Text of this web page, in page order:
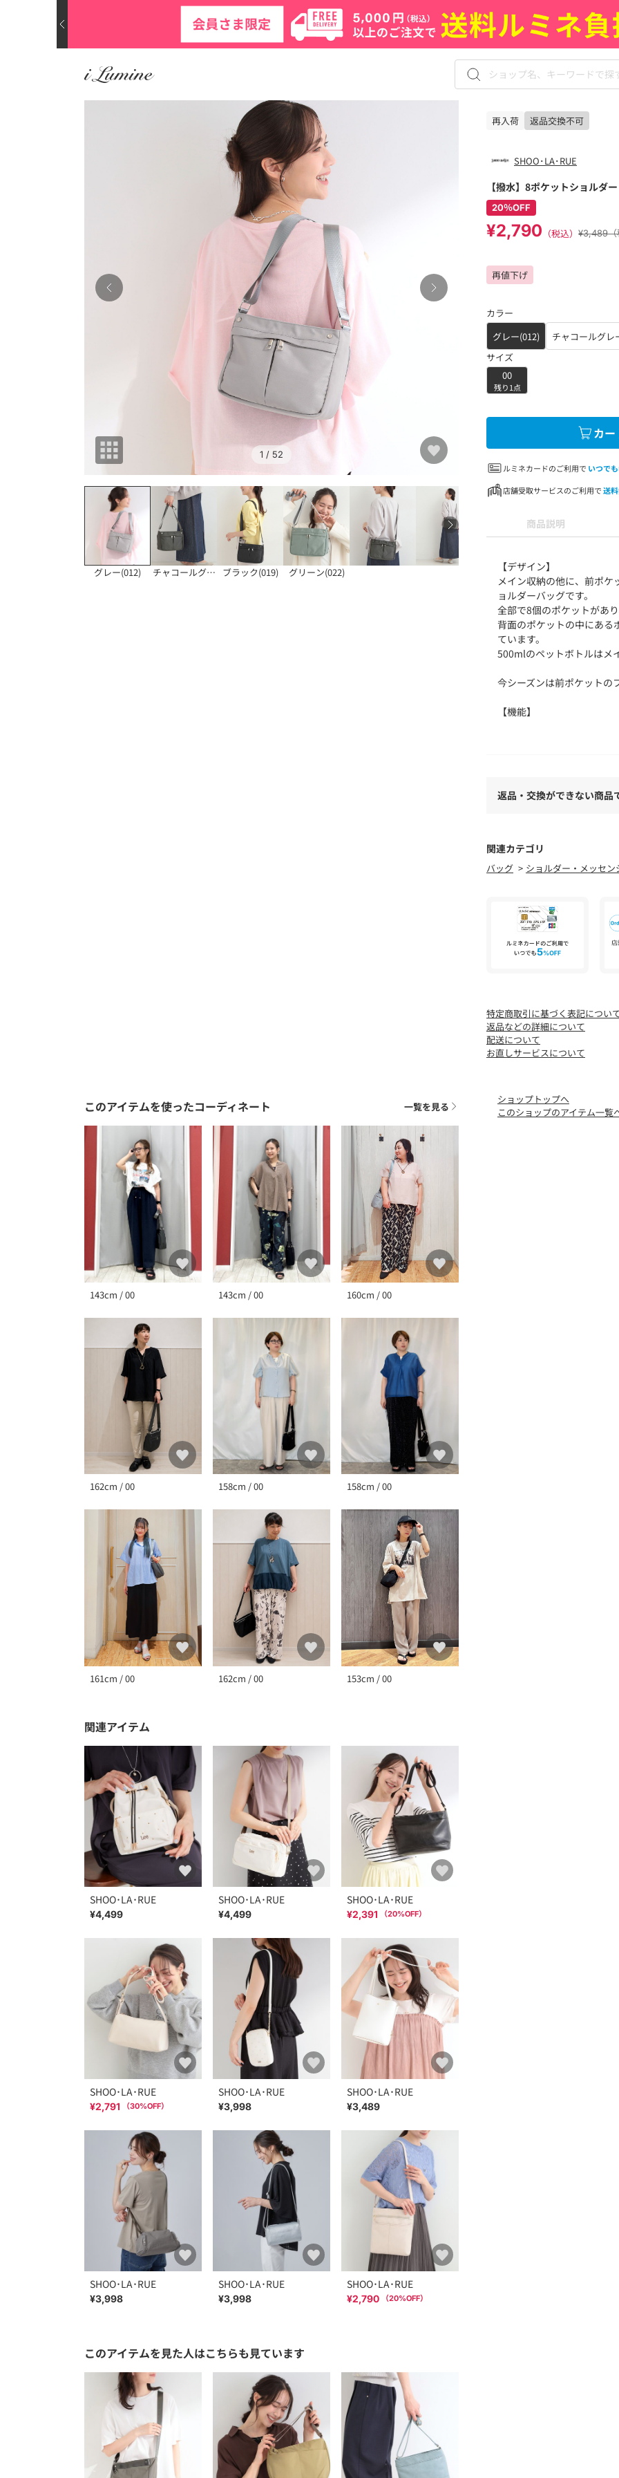
再入荷 返品交換不可
1 / 52
グレー(012) チャコールグレー(0ブラック(019) グリーン(022)
SHOO･LA･RUE
【撥水】8ポケットショルダー
20％OFF
¥2,790 （税込） ¥3,489（
再値下げ
カラー
グレー(012)
チャコールグレ
サイズ
00
残り1点
カ
ルミネカードのご利用で いつでも
店舗受取サービスのご利用で送
商品説明
【デザイン】
メイン収納の他に、前ポケ
ョルダーバッグです。
全部で8個のポケットがあ
背面のポケットの中にある
ています。
500mlのペットボトルはメ
今シーズンは前ポケットの
【機能】
が異なる場合もございます
返品・交換ができない商品
関連カテゴリ
バッグ ショルダー・メッセン
特定商取引に基づく表記につい
返品などの詳細について
配送について
お直しサービスについて
このアイテムを使ったコーディネート 一覧を見る
143cm / 00 143cm / 00 160cm / 00
162cm / 00 158cm / 00 158cm / 00
161cm / 00 162cm / 00 153cm / 00
関連アイテム
SHOO･LA･RUE
¥4,499
SHOO･LA･RUE
¥4,499
SHOO･LA･RUE
¥2,391 （20%OFF）
SHOO･LA･RUE
¥2,791 （30%OFF）
SHOO･LA･RUE
¥3,998
SHOO･LA･RUE
¥3,489
SHOO･LA･RUE
¥3,998
SHOO･LA･RUE
¥3,998
SHOO･LA･RUE
¥2,790 （20%OFF）
ショップトップへ
このショップのアイテム一覧